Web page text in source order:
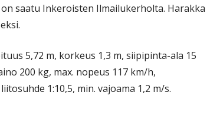
saatu Inkeroisten Ilmailukerholta. Harakka
5,72 m, korkeus 1,3 m, siipipinta-ala 15
200 kg, max. nopeus 117 km/h,
1:10,5, min. vajoama 1,2 m/s.